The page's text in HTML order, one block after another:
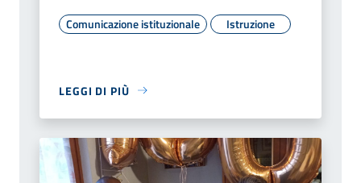
Comunicazione istituzionale Istruzione
LEGGI DI PIÙ